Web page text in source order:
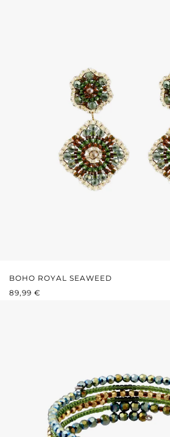
BOHO ROYAL SEAWEED
PRIX RÉGULIER :
89,99 €